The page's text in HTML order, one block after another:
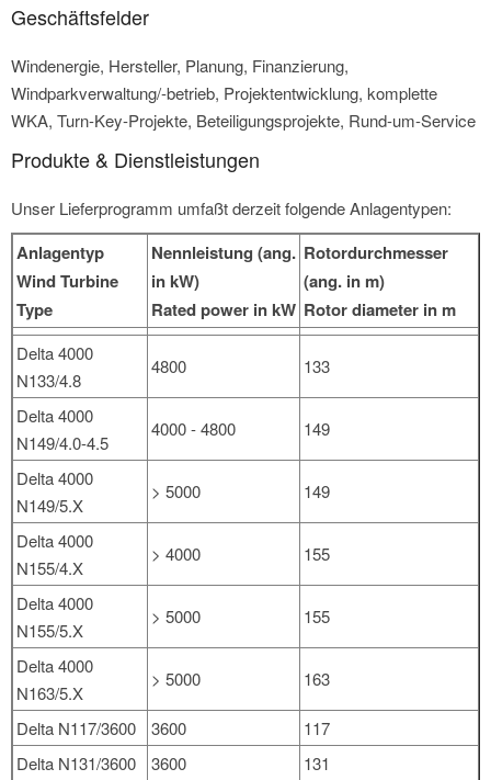
Geschäftsfelder
Windenergie, Hersteller, Planung, Finanzierung,
Windparkverwaltung/-betrieb, Projektentwicklung, komplette
WKA, Turn-Key-Projekte, Beteiligungsprojekte, Rund-um-Service
Produkte & Dienstleistungen
Unser Lieferprogramm umfaßt derzeit folgende Anlagentypen:
Anlagentyp
Wind Turbine
Type
Nennleistung (ang.
in kW)
Rated power in kW
Rotordurchmesser
(ang. in m)
Rotor diameter in m
Delta 4000
N133/4.8
4800 133
Delta 4000
N149/4.0-4.5
4000 - 4800 149
Delta 4000
N149/5.X
> 5000 149
Delta 4000
N155/4.X
> 4000 155
Delta 4000
N155/5.X
> 5000 155
Delta 4000
N163/5.X
> 5000 163
Delta N117/3600 3600
117
Delta N131/3600
3600 131